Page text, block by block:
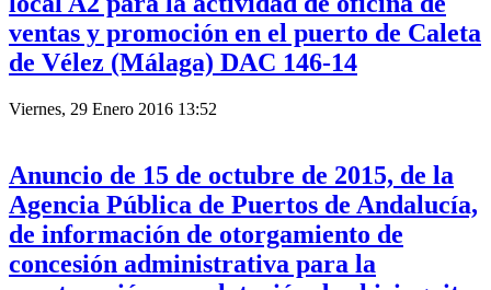
ventas y promoción en el puerto de Caleta
de Vélez (Málaga) DAC 146-14
Viernes, 29 Enero 2016 13:52
Anuncio de 15 de octubre de 2015, de la
Agencia Pública de Puertos de Andalucía,
de información de otorgamiento de
concesión administrativa para la